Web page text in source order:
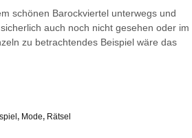
schönen Barockviertel unterwegs und
auch noch nicht gesehen oder im
zu betrachtendes Beispiel wäre das
, Mode, Rätsel